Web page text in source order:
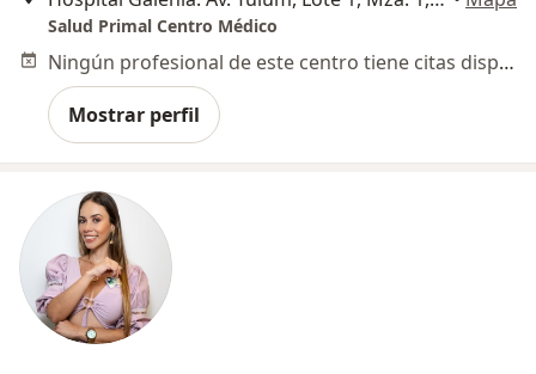
Salud Primal Centro Médico
Ningún profesional de este centro tiene citas disponibles
Mostrar perfil